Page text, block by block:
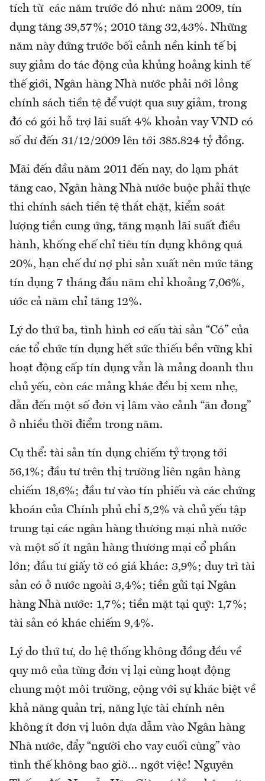
tích từ các năm trước đó như: năm 2009, tín
dụng tăng 39,57%; 2010 tăng 32,43%. Những
năm này đứng trước bối cảnh nền kinh tế bị
suy giảm do tác động của khủng hoảng kinh tế
thế giới, Ngân hàng Nhà nước phải nới lỏng
chính sách tiền tệ để vượt qua suy giảm, trong
đó có gói hỗ trợ lãi suất 4% khoản vay VND có
số dư đến 31/12/2009 lên tới 385.824 tỷ đồng.
Mãi đến đầu năm 2011 đến nay, do lạm phát
tăng cao, Ngân hàng Nhà nước buộc phải thực
thi chính sách tiền tệ thắt chặt, kiểm soát
lượng tiền cung ứng, tăng mạnh lãi suất điều
hành, khống chế chỉ tiêu tín dụng không quá
20%, hạn chế dư nợ phi sản xuất nên mức tăng
tín dụng 7 tháng đầu năm chỉ khoảng 7,06%,
ước cả năm chỉ tăng 12%.
Lý do thứ ba, tình hình cơ cấu tài sản “Có” của
các tổ chức tín dụng hết sức thiếu bền vững khi
hoạt động cấp tín dụng vẫn là mảng doanh thu
chủ yếu, còn các mảng khác đều bị xem nhẹ,
dẫn đến một số đơn vị lâm vào cảnh “ăn đong”
ở nhiều thời điểm trong năm.
Cụ thể: tài sản tín dụng chiếm tỷ trọng tới
56,1%; đầu tư trên thị trường liên ngân hàng
chiếm 18,6%; đầu tư vào tín phiếu và các chứng
khoán của Chính phủ chỉ 5,2% và chủ yếu tập
trung tại các ngân hàng thương mại nhà nước
và một số ít ngân hàng thương mại cổ phần
lớn; đầu tư giấy tờ có giá khác: 3,9%; duy trì tài
sản có ở nước ngoài 3,4%; tiền gửi tại Ngân
hàng Nhà nước: 1,7%; tiền mặt tại quỹ: 1,7%;
tài sản có khác chiếm 9,4%.
Lý do thứ tư, do hệ thống không đồng đều về
quy mô của từng đơn vị lại cùng hoạt động
chung một môi trường, cộng với sự khác biệt về
khả năng quản trị, năng lực tài chính nên
không ít đơn vị luôn dựa dẫm vào Ngân hàng
Nhà nước, đẩy “người cho vay cuối cùng” vào
tình thế không bao giờ… ngớt việc! Nguyên